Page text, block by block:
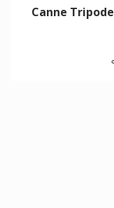
Canne Tripode